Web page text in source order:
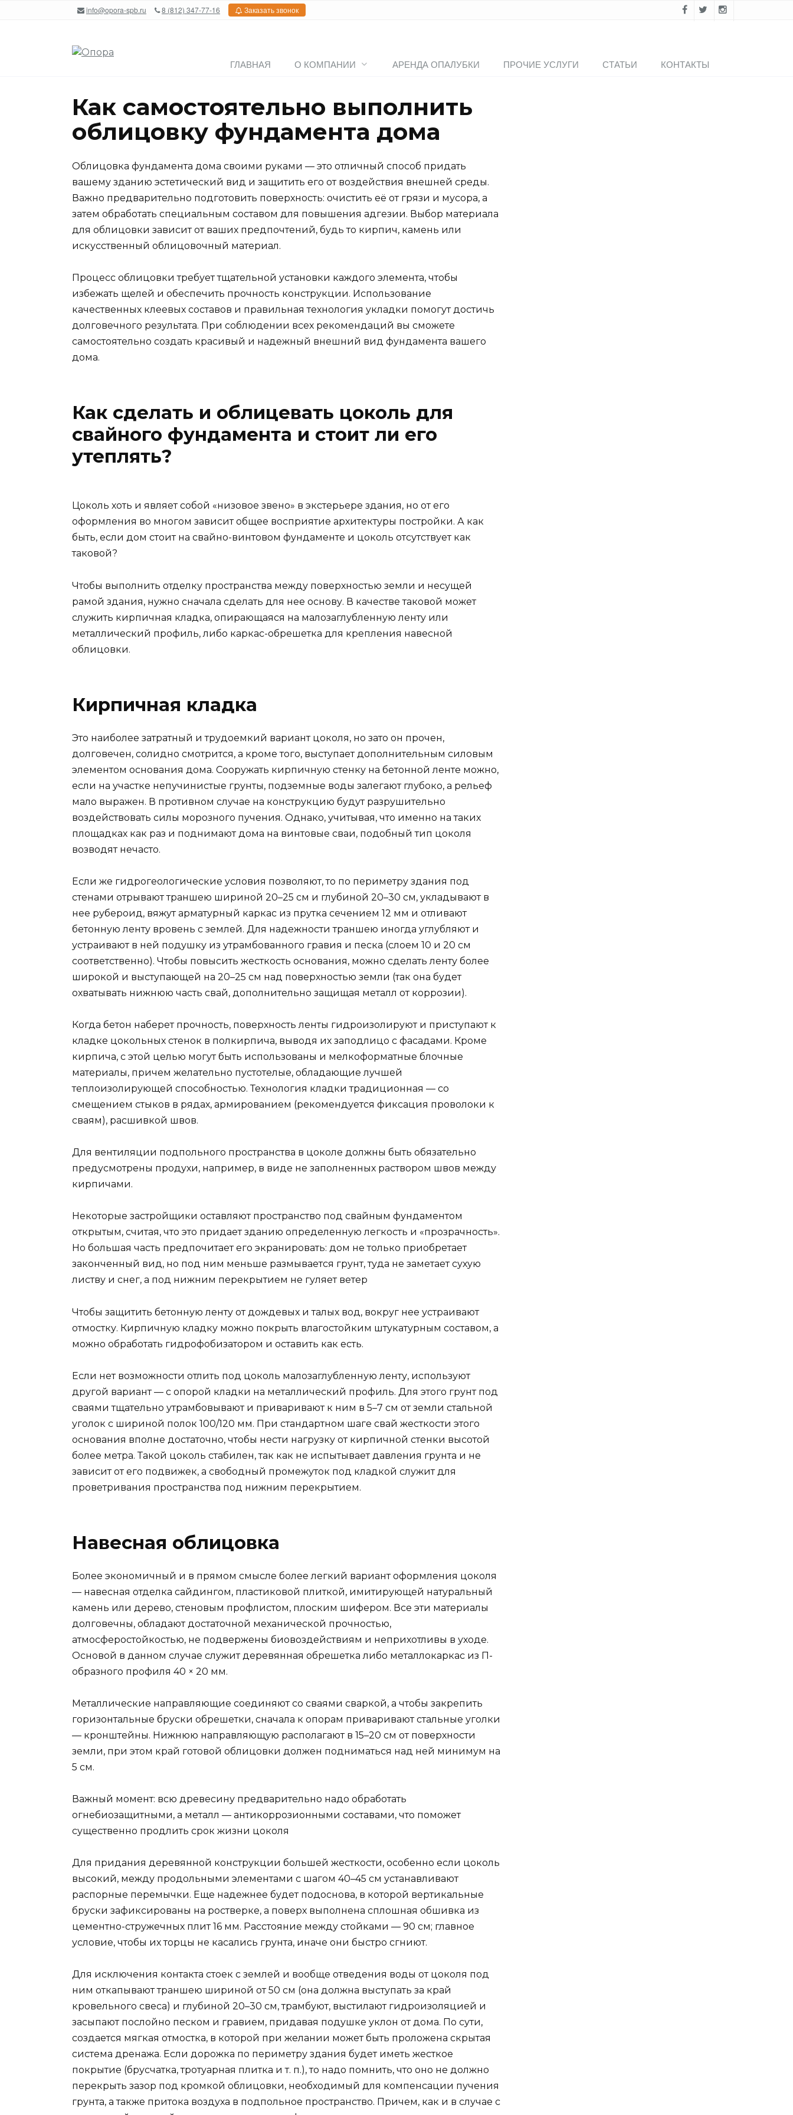
info@opora-spb.ru 8 (812) 347-77-16 Заказать звонок
ГЛАВНАЯ О КОМПАНИИ АРЕНДА ОПАЛУБКИ ПРОЧИЕ УСЛУГИ СТАТЬИ КОНТАКТЫ
Как самостоятельно выполнить
облицовку фундамента дома
Облицовка фундамента дома своими руками — это отличный способ придать
вашему зданию эстетический вид и защитить его от воздействия внешней среды.
Важно предварительно подготовить поверхность: очистить её от грязи и мусора, а
затем обработать специальным составом для повышения адгезии. Выбор материала
для облицовки зависит от ваших предпочтений, будь то кирпич, камень или
искусственный облицовочный материал.
Процесс облицовки требует тщательной установки каждого элемента, чтобы
избежать щелей и обеспечить прочность конструкции. Использование
качественных клеевых составов и правильная технология укладки помогут достичь
долговечного результата. При соблюдении всех рекомендаций вы сможете
самостоятельно создать красивый и надежный внешний вид фундамента вашего
дома.
Как сделать и облицевать цоколь для
свайного фундамента и стоит ли его
утеплять?
Цоколь хоть и являет собой «низовое звено» в экстерьере здания, но от его
оформления во многом зависит общее восприятие архитектуры постройки. А как
быть, если дом стоит на свайно-винтовом фундаменте и цоколь отсутствует как
таковой?
Чтобы выполнить отделку пространства между поверхностью земли и несущей
рамой здания, нужно сначала сделать для нее основу. В качестве таковой может
служить кирпичная кладка, опирающаяся на малозаглубленную ленту или
металлический профиль, либо каркас-обрешетка для крепления навесной
облицовки.
Кирпичная кладка
Это наиболее затратный и трудоемкий вариант цоколя, но зато он прочен,
долговечен, солидно смотрится, а кроме того, выступает дополнительным силовым
элементом основания дома. Сооружать кирпичную стенку на бетонной ленте можно,
если на участке непучинистые грунты, подземные воды залегают глубоко, а рельеф
мало выражен. В противном случае на конструкцию будут разрушительно
воздействовать силы морозного пучения. Однако, учитывая, что именно на таких
площадках как раз и поднимают дома на винтовые сваи, подобный тип цоколя
возводят нечасто.
Если же гидрогеологические условия позволяют, то по периметру здания под
стенами отрывают траншею шириной 20–25 см и глубиной 20–30 см, укладывают в
нее рубероид, вяжут арматурный каркас из прутка сечением 12 мм и отливают
бетонную ленту вровень с землей. Для надежности траншею иногда углубляют и
устраивают в ней подушку из утрамбованного гравия и песка (слоем 10 и 20 см
соответственно). Чтобы повысить жесткость основания, можно сделать ленту более
широкой и выступающей на 20–25 см над поверхностью земли (так она будет
охватывать нижнюю часть свай, дополнительно защищая металл от коррозии).
Когда бетон наберет прочность, поверхность ленты гидроизолируют и приступают к
кладке цокольных стенок в полкирпича, выводя их заподлицо с фасадами. Кроме
кирпича, с этой целью могут быть использованы и мелкоформатные блочные
материалы, причем желательно пустотелые, обладающие лучшей
теплоизолирующей способностью. Технология кладки традиционная — со
смещением стыков в рядах, армированием (рекомендуется фиксация проволоки к
сваям), расшивкой швов.
Для вентиляции подпольного пространства в цоколе должны быть обязательно
предусмотрены продухи, например, в виде не заполненных раствором швов между
кирпичами.
Некоторые застройщики оставляют пространство под свайным фундаментом
открытым, считая, что это придает зданию определенную легкость и «прозрачность».
Но большая часть предпочитает его экранировать: дом не только приобретает
законченный вид, но под ним меньше размывается грунт, туда не заметает сухую
листву и снег, а под нижним перекрытием не гуляет ветер
Чтобы защитить бетонную ленту от дождевых и талых вод, вокруг нее устраивают
отмостку. Кирпичную кладку можно покрыть влагостойким штукатурным составом, а
можно обработать гидрофобизатором и оставить как есть.
Если нет возможности отлить под цоколь малозаглубленную ленту, используют
другой вариант — с опорой кладки на металлический профиль. Для этого грунт под
сваями тщательно утрамбовывают и приваривают к ним в 5–7 см от земли стальной
уголок с шириной полок 100/120 мм. При стандартном шаге свай жесткости этого
основания вполне достаточно, чтобы нести нагрузку от кирпичной стенки высотой
более метра. Такой цоколь стабилен, так как не испытывает давления грунта и не
зависит от его подвижек, а свободный промежуток под кладкой служит для
проветривания пространства под нижним перекрытием.
Навесная облицовка
Более экономичный и в прямом смысле более легкий вариант оформления цоколя
— навесная отделка сайдингом, пластиковой плиткой, имитирующей натуральный
камень или дерево, стеновым профлистом, плоским шифером. Все эти материалы
долговечны, обладают достаточной механической прочностью,
атмосферостойкостью, не подвержены биовоздействиям и неприхотливы в уходе.
Основой в данном случае служит деревянная обрешетка либо металлокаркас из П-
образного профиля 40 × 20 мм.
Металлические направляющие соединяют со сваями сваркой, а чтобы закрепить
горизонтальные бруски обрешетки, сначала к опорам приваривают стальные уголки
— кронштейны. Нижнюю направляющую располагают в 15–20 см от поверхности
земли, при этом край готовой облицовки должен подниматься над ней минимум на
5 см.
Важный момент: всю древесину предварительно надо обработать
огнебиозащитными, а металл — антикоррозионными составами, что поможет
существенно продлить срок жизни цоколя
Для придания деревянной конструкции большей жесткости, особенно если цоколь
высокий, между продольными элементами с шагом 40–45 см устанавливают
распорные перемычки. Еще надежнее будет подоснова, в которой вертикальные
бруски зафиксированы на ростверке, а поверх выполнена сплошная обшивка из
цементно-стружечных плит 16 мм. Расстояние между стойками — 90 см; главное
условие, чтобы их торцы не касались грунта, иначе они быстро сгниют.
Для исключения контакта стоек с землей и вообще отведения воды от цоколя под
ним откапывают траншею шириной от 50 см (она должна выступать за край
кровельного свеса) и глубиной 20–30 см, трамбуют, выстилают гидроизоляцией и
засыпают послойно песком и гравием, придавая подушке уклон от дома. По сути,
создается мягкая отмостка, в которой при желании может быть проложена скрытая
система дренажа. Если дорожка по периметру здания будет иметь жесткое
покрытие (брусчатка, тротуарная плитка и т. п.), то надо помнить, что оно не должно
перекрыть зазор под кромкой облицовки, необходимый для компенсации пучения
грунта, а также притока воздуха в подпольное пространство. Причем, как и в случае с